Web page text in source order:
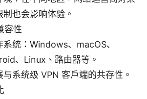
也会影响体验。
容性
系统：Windows、macOS、
、Linux、路由器等。
与系统级 VPN 客户端的共存性。